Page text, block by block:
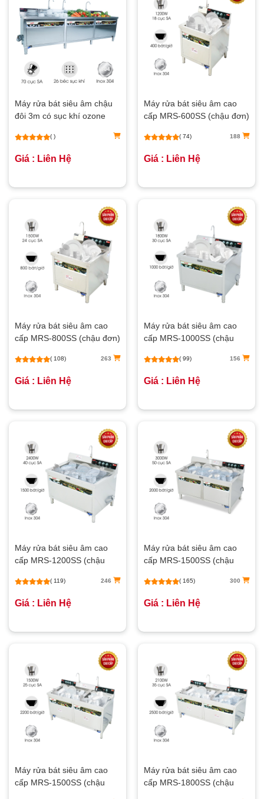
Máy rửa bát siêu âm chậu
đôi 3m có sục khí ozone
( )
Giá : Liên Hệ
Máy rửa bát siêu âm cao
cấp MRS-600SS (chậu đơn)
( 74) 188
Giá : Liên Hệ
Máy rửa bát siêu âm cao
cấp MRS-800SS (chậu đơn)
( 108) 263
Giá : Liên Hệ
Máy rửa bát siêu âm cao
cấp MRS-1000SS (chậu
( 99) 156
Giá : Liên Hệ
Máy rửa bát siêu âm cao
cấp MRS-1200SS (chậu
( 119) 246
Giá : Liên Hệ
Máy rửa bát siêu âm cao
cấp MRS-1500SS (chậu
( 165) 300
Giá : Liên Hệ
Máy rửa bát siêu âm cao
cấp MRS-1500SS (chậu
Máy rửa bát siêu âm cao
cấp MRS-1800SS (chậu